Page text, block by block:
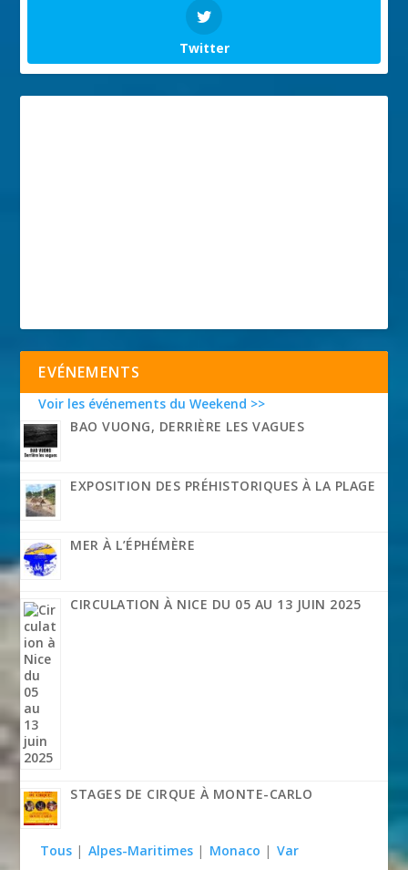
Twitter
EVÉNEMENTS
Voir les événements du Weekend >>
BAO VUONG, DERRIÈRE LES VAGUES
EXPOSITION DES PRÉHISTORIQUES À LA PLAGE
MER À L’ÉPHÉMÈRE
CIRCULATION À NICE DU 05 AU 13 JUIN 2025
STAGES DE CIRQUE À MONTE-CARLO
Tous | Alpes-Maritimes | Monaco | Var